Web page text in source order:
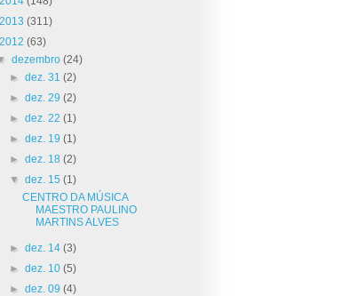
2013 (311)
2012 (63)
dezembro(24)
► dez. 31 (2)
► dez. 29 (2)
► dez. 22 (1)
► dez. 19 (1)
► dez. 18 (2)
▼ dez. 15 (1)
CENTRO DA MÚSICA
MAESTRO PAULINO
MARTINS ALVES
► dez. 14 (3)
► dez. 10 (5)
► dez. 09 (4)